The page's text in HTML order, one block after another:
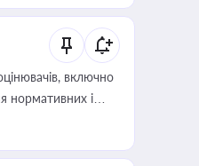
включно
нормативних і